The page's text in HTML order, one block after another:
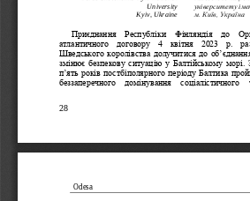
28
University
Kyiv, Ukraine
університету
м. Київ, Україна
Приєднання  Республіки  Фінляндія  до
атлантичного  договору  4  квітня  2023  р
Шведського королівства долучитися до
змінює безпекову ситуацію у Балтійському морі
п‟ять років постбіполярного періоду Балтика
беззаперечного  домінування
Odesa